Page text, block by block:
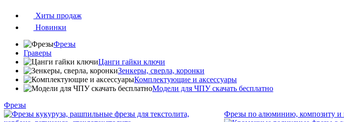
Хиты продаж
Новинки
Фрезы
Граверы
Цанги гайки ключи
Зенкеры, сверла, коронки
Комплектующие и аксессуары
Модели для ЧПУ скачать бесплатно
Фрезы
Фрезы по алюминию, композиту и